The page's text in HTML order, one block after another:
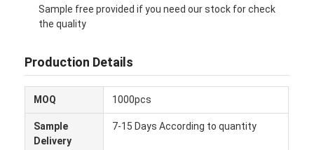
Sample free provided if you need our stock for check
the quality
Production Details
MOQ 1000pcs
Sample
Delivery
7-15 Days According to quantity